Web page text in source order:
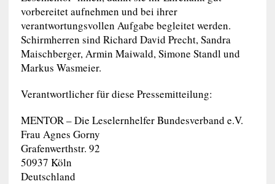
vorbereitet aufnehmen und bei ihrer
verantwortungsvollen Aufgabe begleitet werden.
Schirmherren sind Richard David Precht, Sandra
Maischberger, Armin Maiwald, Simone Standl und
Markus Wasmeier.
Verantwortlicher für diese Pressemitteilung:
MENTOR – Die Leselernhelfer Bundesverband e.V.
Frau Agnes Gorny
Grafenwerthstr. 92
50937 Köln
Deutschland